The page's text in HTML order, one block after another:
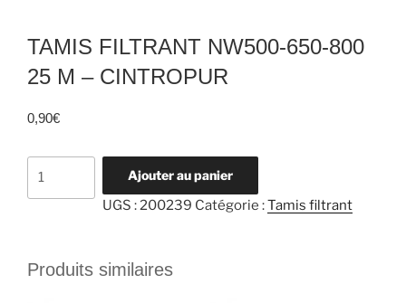
TAMIS FILTRANT NW500-650-800
25 M – CINTROPUR
0,90€
650-
Ajouter au panier
UGS : 200239 Catégorie :Tamis filtrant
Produits similaires